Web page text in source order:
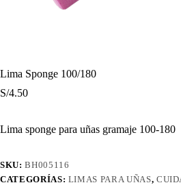
Lima Sponge 100/180
S/4.50
Lima sponge para uñas gramaje 100-180
SKU:BH005116
CATEGORÍAS: LIMAS PARA UÑAS,